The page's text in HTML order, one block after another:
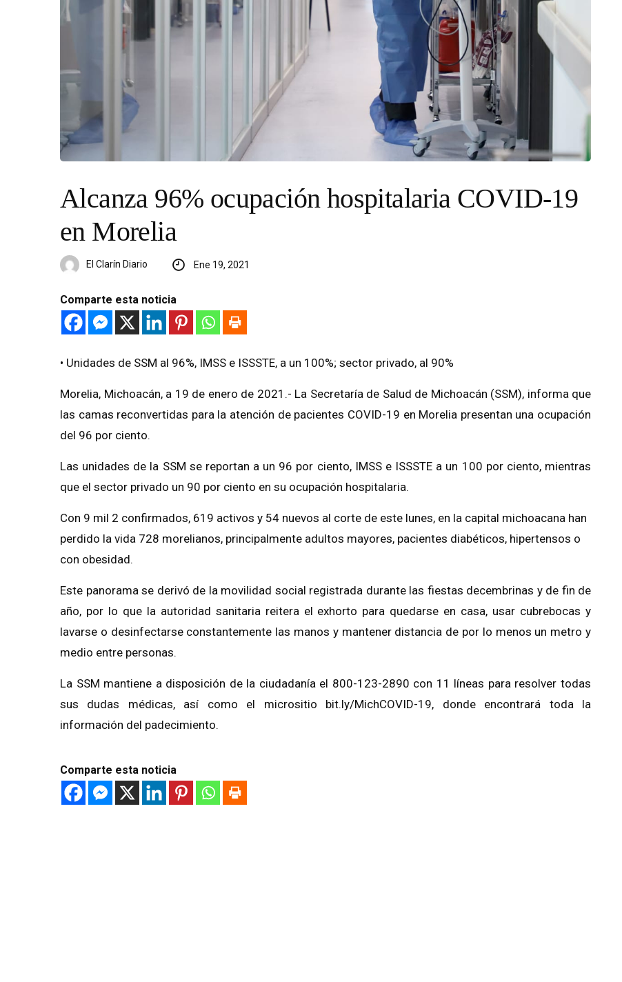
Alcanza 96% ocupación hospitalaria COVID-19
en Morelia
El Clarín Diario Ene 19, 2021
Comparte esta noticia
• Unidades de SSM al 96%, IMSS e ISSSTE, a un 100%; sector privado, al 90%
Morelia, Michoacán, a 19 de enero de 2021.- La Secretaría de Salud de Michoacán (SSM), informa que
las camas reconvertidas para la atención de pacientes COVID-19 en Morelia presentan una ocupación
del 96 por ciento.
Las unidades de la SSM se reportan a un 96 por ciento, IMSS e ISSSTE a un 100 por ciento, mientras
que el sector privado un 90 por ciento en su ocupación hospitalaria.
Con 9 mil 2 confirmados, 619 activos y 54 nuevos al corte de este lunes, en la capital michoacana han
perdido la vida 728 morelianos, principalmente adultos mayores, pacientes diabéticos, hipertensos o
con obesidad.
Este panorama se derivó de la movilidad social registrada durante las fiestas decembrinas y de fin de
año, por lo que la autoridad sanitaria reitera el exhorto para quedarse en casa, usar cubrebocas y
lavarse o desinfectarse constantemente las manos y mantener distancia de por lo menos un metro y
medio entre personas.
La SSM mantiene a disposición de la ciudadanía el 800-123-2890 con 11 líneas para resolver todas
sus dudas médicas, así como el micrositio bit.ly/MichCOVID-19, donde encontrará toda la
información del padecimiento.
Comparte esta noticia